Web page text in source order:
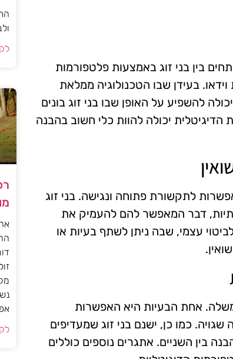
בין בני זוג באמצעות פלטפורמות
בעידן שבו הטכנולוגיה ממלאת
להשפיע על האופן שבו בני זוג בונים
יכולה להוות כלי חשוב בהבנה
לתקשורת פתוחה ונגישה. בני זוג
דבר המאפשר להם להעמיק את
עצמי, שבה ניתן לשתף בעיות או
משלה. אחת הבעיות היא האפשרות
כמו כן, ישנם בני זוג שמעדיפים
בין השניים. אתגרים נוספים כוללים